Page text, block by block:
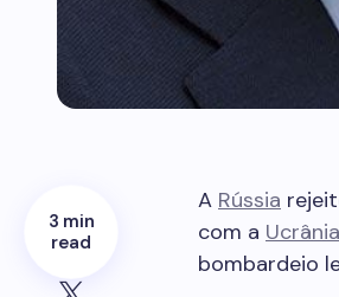
3 min
read
A Rússia
com a Ucrânia
bombardeio